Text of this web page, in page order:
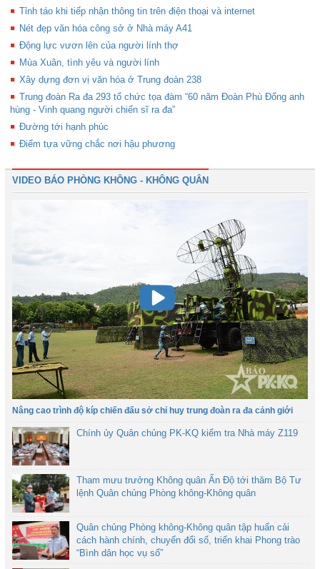
Tỉnh táo khi tiếp nhận thông tin trên điện thoại và internet
Nét đẹp văn hóa công sở ở Nhà máy A41
Động lực vươn lên của người lính thợ
Mùa Xuân, tình yêu và người lính
Xây dựng đơn vị văn hóa ở Trung đoàn 238
Trung đoàn Ra đa 293 tổ chức tọa đàm “60 năm Đoàn Phù Đổng anh
hùng - Vinh quang người chiến sĩ ra đa”
Đường tới hạnh phúc
Điểm tựa vững chắc nơi hậu phương
VIDEO BÁO PHÒNG KHÔNG - KHÔNG QUÂN
Nâng cao trình độ kíp chiến đấu sở chỉ huy trung đoàn ra đa cảnh giới
Chính ủy Quân chủng PK-KQ kiểm tra Nhà máy Z119
Tham mưu trưởng Không quân Ấn Độ tới thăm Bộ Tư
lệnh Quân chủng Phòng không-Không quân
Quân chủng Phòng không-Không quân tập huấn cải
cách hành chính, chuyển đổi số, triển khai Phong trào
“Bình dân học vụ số”